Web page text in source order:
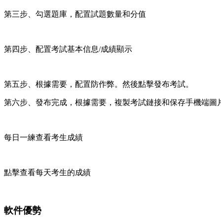
第三步、勾選題庫，配置試題數量和分值
第四步、配置考試基本信息/成績顯示
第五步、根據需要，配置防作弊。然後點擊發布考試。
第六步、發布完成，根據需要，複製考試鏈接和保存手機端圖
每日一練查看考生成績
點擊查看每天考生的成績
軟件優勢